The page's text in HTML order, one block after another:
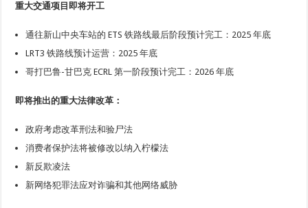
重大交通项目即将开工
通往新山中央车站的 ETS 铁路线最后阶段预计完工：2025 年底
LRT3 铁路线预计运营：2025 年底
哥打巴鲁-甘巴克 ECRL 第一阶段预计完工：2026 年底
即将推出的重大法律改革：
政府考虑改革刑法和验尸法
消费者保护法将被修改以纳入柠檬法
新反欺凌法
新网络犯罪法应对诈骗和其他网络威胁